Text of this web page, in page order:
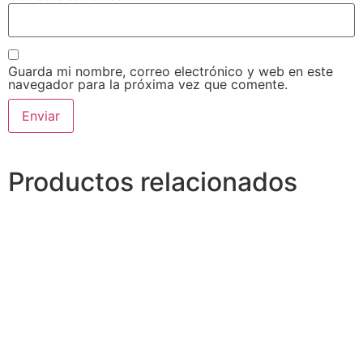
Guarda mi nombre, correo electrónico y web en este
navegador para la próxima vez que comente.
Productos relacionados